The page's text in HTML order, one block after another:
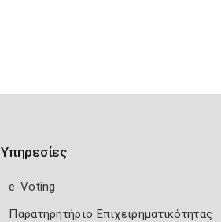
Υπηρεσίες
e-Voting
Παρατηρητήριο Επιχειρηματικότητας